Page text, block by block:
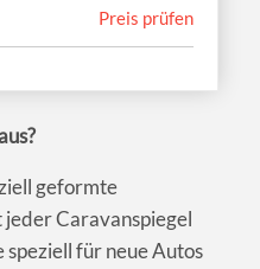
Preis prüfen
geformte
Caravanspiegel
für neue Autos